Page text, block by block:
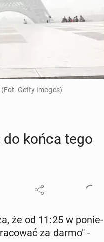
Getty Images)
do końca tego
że od 11:25 w po­nie­
za darmo" -